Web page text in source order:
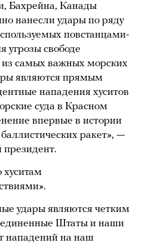
Бахрейна, Канады
нанесли удары по ряду
повстанцами-
угрозы свободе
из самых важных морских
являются прямым
нападения хуситов
суда в Красном
впервые в истории
ракет», —
президент.
хуситам
удары являются четким
Штаты и наши
нападений на наш